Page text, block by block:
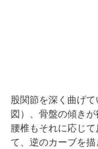
股関節を深く曲げ
図）、骨盤の傾きが
腰椎もそれに応じ
て、逆のカーブを描